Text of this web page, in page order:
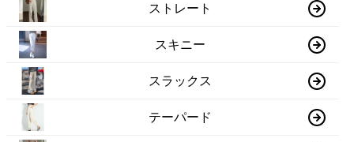
ストレート
スキニー
スラックス
テーパード